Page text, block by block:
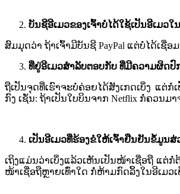
ບັນ​ຊີ​ອີ​ເມ​ວຂອງ​ເຈົ້າ​ບໍ່​ໄດ້​ໃຊ້​ເປັນ​ອີ​ເມ​ວ
ສົມ​ມຸດວ່າ ​ຖ້າ​ເຈົ້າ​ມີ​ບັນ​ຊີ​ PayPal ແຕ່​ບໍ່​ໄດ້​ເ
ທີ່​ຢູ່​ອີ​ເມ​ວສຳລັບ​ຕອບ​ກັບ ທີ່ມີຄວາມ​ຜິດ​ປົ
ຖື​ເປັນ​ຈຸດ​ທີ່​ເຮົາຈະບໍ່ຄ່ອຍໄດ້ສັງເກດເບິ່ງ​ ແຕ່​
ກົງ​ ເຊັ່ນ: ​ຖ້າ​ເປັນ​ໃບ​ບິນຈາກ​ Netflix ກໍ​່ຄວນ​ມາ​
ເປັນ​ອີ​ເມ​ວ​ທີ່ຮ້ອງຂໍໃຫ້​ເຈົ້າ​ຢືນຢັນ​ຂໍ້​ມູນ​ສ່
ເຖິງແມ່ນ​ວ່າ​ເບິ່ງແລ້ວເຫັນເປັນໜ້າ​ເຊື່ອ​ຖື​ ແຕ່
ໜ້າ​ເຊື່ອ​ຖື​ຫຼາຍ​ເທົ່າ​ໃດ​ ກໍ​ໍ່ຫ້າມ​ກົດ​ລິ້ງ​ໃນ​ອີ​ເມ​ວ​